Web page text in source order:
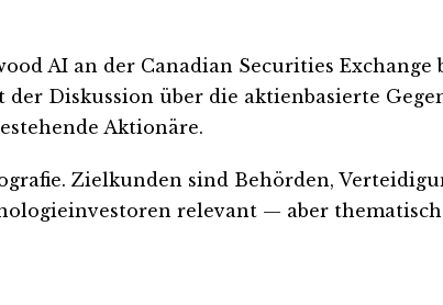
AI an der Canadian Securities
der Diskussion über die aktienbasierte
Aktionäre.
Zielkunden sind Behörden,
relevant — aber